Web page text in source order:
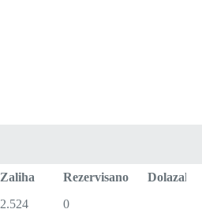
Zaliha Rezervisano
Dolazak
2.524 0